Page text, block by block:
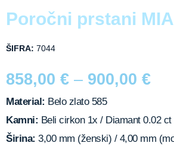
Poročni prstani
ŠIFRA: 7044
858,00 € – 900,00 €
Material: Belo zlato 585
Kamni: Beli cirkon 1x / Diamant 0.02 ct
Širina: 3,00 mm (ženski) / 4,00 mm